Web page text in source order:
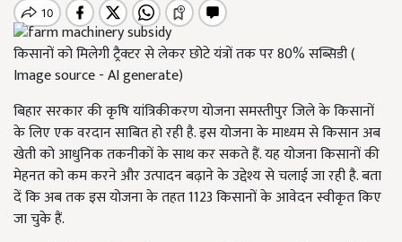
किसानों को मिलेगी ट्रैक्टर से लेकर छोटे यंत्रों तक पर 80% सब्सिडी (
Image source - AI generate)
बिहार सरकार की कृषि यांत्रिकीकरण योजना समस्तीपुर जिले के किसानों
के लिए एक वरदान साबित हो रही है. इस योजना के माध्यम से किसान अब
खेती को आधुनिक तकनीकों के साथ कर सकते हैं. यह योजना किसानों की
मेहनत को कम करने और उत्पादन बढ़ाने के उद्देश्य से चलाई जा रही है. बता
दें कि अब तक इस योजना के तहत 1123 किसानों के आवेदन स्वीकृत किए
जा चुके हैं.